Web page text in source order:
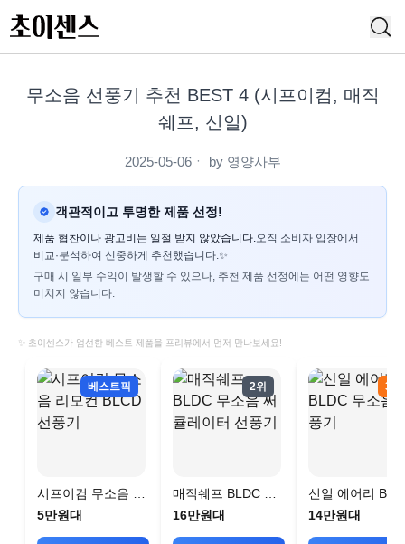
무소음 선풍기 추천 BEST 4 (시프이컴, 매직
쉐프, 신일)
2025-05-06ㆍ by 영양사부
객관적이고 투명한 제품 선정!
제품 협찬이나 광고비는 일절 받지 않았습니다.오직 소비자 입장에서
비교·분석하여 신중하게 추천했습니다.✨
구매 시 일부 수익이 발생할 수 있으나, 추천 제품 선정에는 어떤 영향도
미치지 않습니다.
✨ 초이센스가 엄선한 베스트 제품을 프리뷰에서 먼저 만나보세요!
베스트픽
시프이컴 무소음 리
모컨 BLCD 선풍기
5만원대
2위
매직쉐프 BLDC 무
소음 써큘레이터 선
16만원대
3위
신일 에어리
무소음 선풍기
14만원대